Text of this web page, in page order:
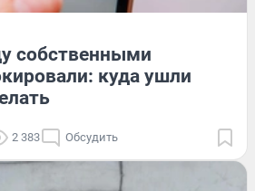
собственными
куда ушли
2 383 Обсудить